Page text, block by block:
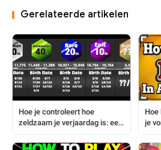
Gerelateerde artikelen
Hoe je controleert hoe
zeldzaam je verjaardag is: een
handleiding
Hoe
je